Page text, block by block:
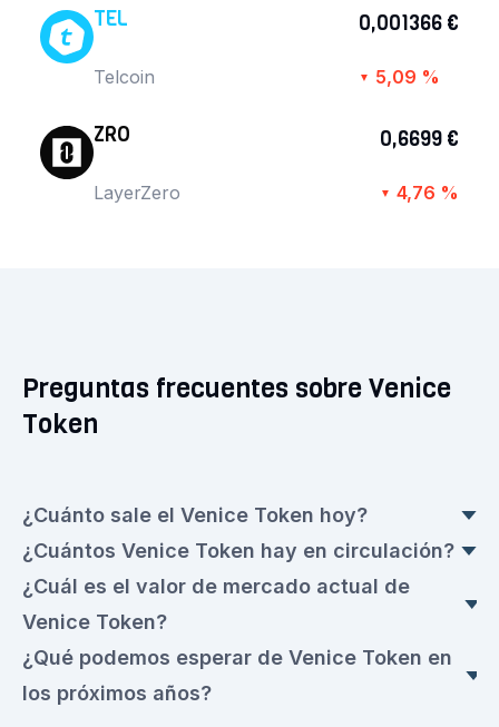
TEL
Telcoin
0,001366 €
▼ 5,09 %
ZRO
LayerZero
0,6699 €
▼ 4,76 %
Preguntas frecuentes sobre Venice
Token
¿Cuánto sale el Venice Token hoy?
El precio actual de Venice Token es en este
momento de 9,8653 €. Se trata de un una
disminuciön del ▼ 5,27 % por ciento con
respecto a ayer.
¿Cuántos Venice Token hay en circulación?
Hoy en día hay Venice Token 47.574.191,437 en
uno.
¿Cuál es el valor de mercado actual de
Venice Token?
El valor de mercado actual de hoy es de
480.734.105,00 €.
¿Qué podemos esperar de Venice Token en
los próximos años?